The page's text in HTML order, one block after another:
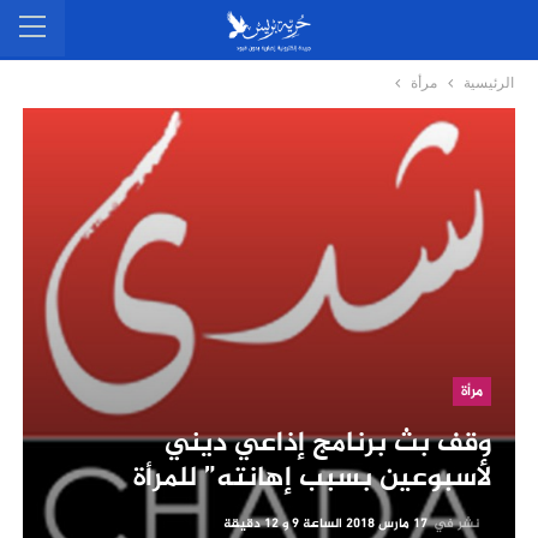
الرئيسية مرأة
مرأة
وقف بث برنامج إذاعي ديني
لأسبوعين بسبب إهانته” للمرأة
نشر في17 مارس 2018 الساعة 9 و 12 دقيقة